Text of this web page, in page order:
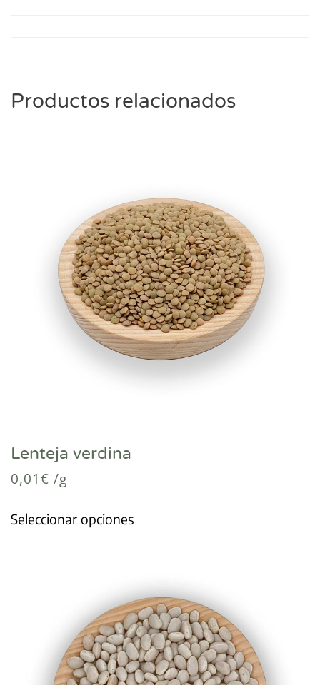
Productos relacionados
Lenteja verdina
0,01€ /g
Seleccionar opciones